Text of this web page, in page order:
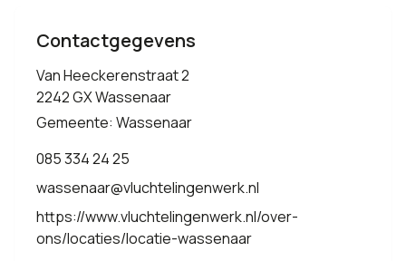
Contactgegevens
Van Heeckerenstraat 2
2242 GX Wassenaar
Gemeente: Wassenaar
085 334 24 25
wassenaar@vluchtelingenwerk.nl
https://www.vluchtelingenwerk.nl/over-
ons/locaties/locatie-wassenaar